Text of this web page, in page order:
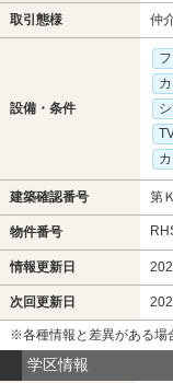
取引態様 仲
設備・条件
建築確認番号 第
物件番号
情報更新日
次回更新日
※各種情報と差異がある場
学区情報